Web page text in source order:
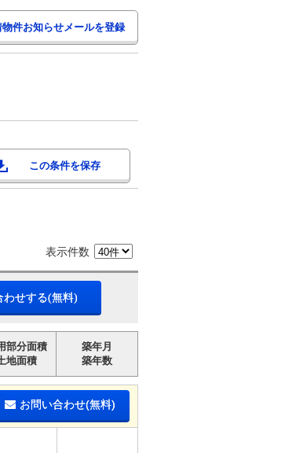
この条件を保存
表示件数
わせする(無料)
部分面積
地面積
築年月
築年数
お問い合わせ(無料)